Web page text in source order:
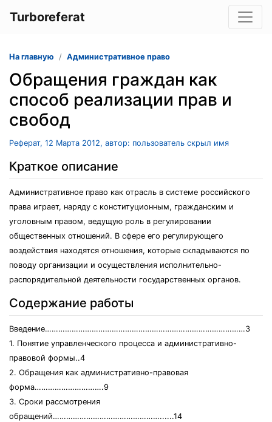
Turboreferat
На главную Административное право
Обращения граждан как
способ реализации прав и
свобод
Реферат, 12 Марта 2012, автор: пользователь скрыл имя
Краткое описание
Административное право как отрасль в системе российского
права играет, наряду с конституционным, гражданским и
уголовным правом, ведущую роль в регулировании
общественных отношений. В сфере его регулирующего
воздействия находятся отношения, которые складываются по
поводу организации и осуществления исполнительно-
распорядительной деятельности государственных органов.
Содержание работы
Введение………………………………………………………………………………3
1. Понятие управленческого процесса и административно-
правовой формы..4
2. Обращения как административно-правовая
форма………………………….9
3. Сроки рассмотрения
обращений…………………………………………......14